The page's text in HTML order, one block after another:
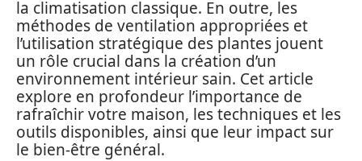
la climatisation classique. En outre, les
méthodes de ventilation appropriées et
l’utilisation stratégique des plantes jouent
un rôle crucial dans la création d’un
environnement intérieur sain. Cet article
explore en profondeur l’importance de
rafraîchir votre maison, les techniques et les
outils disponibles, ainsi que leur impact sur
le bien-être général.